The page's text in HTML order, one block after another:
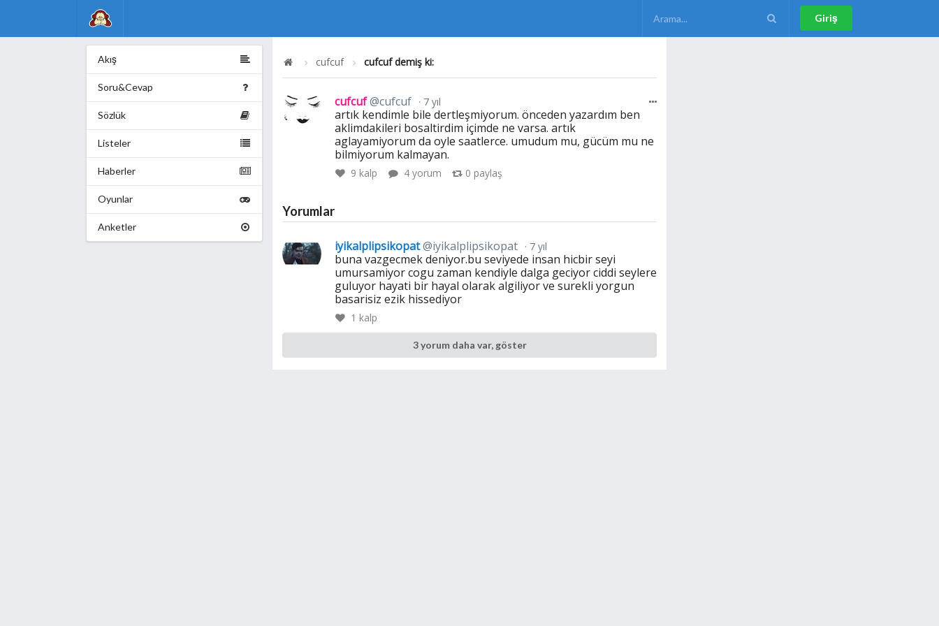
Akış
Soru&Cevap
Sözlük
Listeler
Haberler
Oyunlar
Anketler
cufcuf cufcuf demiş ki:
cufcuf@cufcuf 7 yıl
artık kendimle bile dertleşmiyorum. önceden yazardım ben
aklimdakileri bosaltirdim içimde ne varsa. artık
aglayamiyorum da oyle saatlerce. umudum mu, gücüm mu ne
bilmiyorum kalmayan.
9 kalp 4 yorum 0 paylaş
Yorumlar
iyikalplipsikopat@iyikalplipsikopat 7 yıl
buna vazgecmek deniyor.bu seviyede insan hicbir seyi
umursamiyor cogu zaman kendiyle dalga geciyor ciddi seylere
guluyor hayati bir hayal olarak algiliyor ve surekli yorgun
basarisiz ezik hissediyor
1 kalp
3 yorum daha var, göster
Giriş